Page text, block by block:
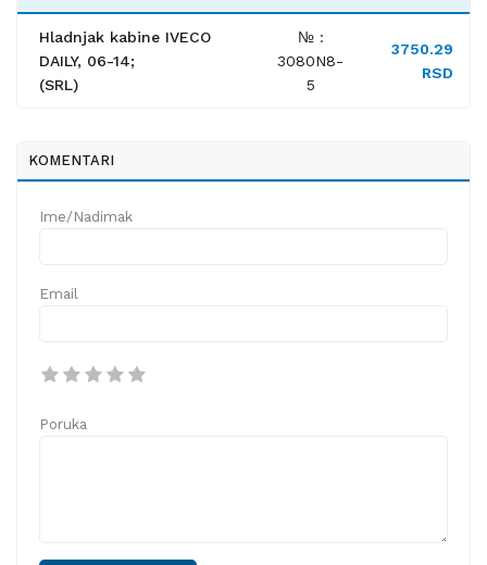
Hladnjak kabine IVECO
DAILY, 06-14;
(SRL)
№ :
3080N8-
5
3750.29
RSD
KOMENTARI
Ime/Nadimak
Email
Poruka